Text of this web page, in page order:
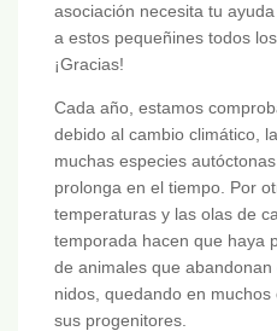
asociación necesita tu
a estos pequeñines todos
¡Gracias!
Cada año, estamos
debido al cambio climático,
muchas especies
prolonga en el tiempo. Por
temperaturas y las olas de
temporada hacen que haya
de animales que
nidos, quedando en
sus progenitores.